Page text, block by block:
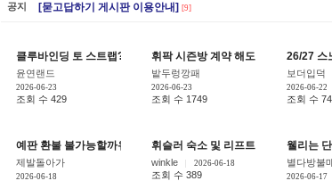
공지 [묻고답하기 게시판 이용안내] [9]
클루바인딩 토 스트랩? 질문 좀 드리겠습니다 [10]
윤연랜드
2026-06-23
조회 수 429
휘팍 시즌방 계약 해도 될까요 ? 망한
밭두렁깡패
2026-06-23
조회 수 1749
26/27 스
보더입덕
2026-06-22
조회 수
예판 환불 불가능할까유?
제발돌아가
2026-06-18
휘슬러 숙소 및 리프트 티켓 질문 드립
winkle 2026-06-18
조회 수 389
웰리는
별다방불
2026-06-17